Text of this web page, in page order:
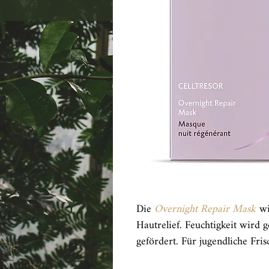
Die Overnight Repair Mask
Hautrelief. Feuchtigkeit wird
gefördert. Für jugendliche